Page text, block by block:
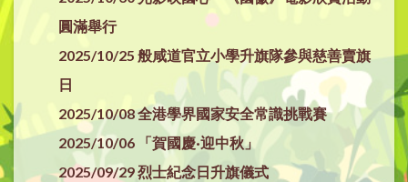
圓滿舉行
2025/10/25 般咸道官立小學升旗隊參與慈善賣旗
日
2025/10/08 全港學界國家安全常識挑戰賽
2025/10/06 「賀國慶·迎中秋」
2025/09/29 烈士紀念日升旗儀式